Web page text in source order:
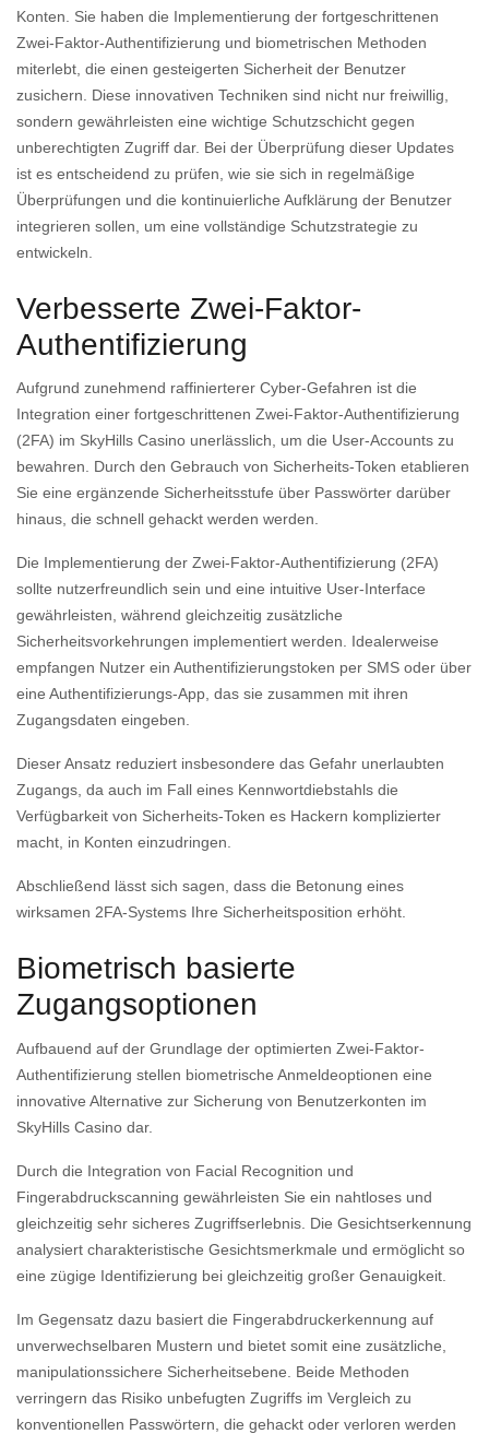
Konten. Sie haben die Implementierung der fortgeschrittenen
Zwei-Faktor-Authentifizierung und biometrischen Methoden
miterlebt, die einen gesteigerten Sicherheit der Benutzer
zusichern. Diese innovativen Techniken sind nicht nur freiwillig,
sondern gewährleisten eine wichtige Schutzschicht gegen
unberechtigten Zugriff dar. Bei der Überprüfung dieser Updates
ist es entscheidend zu prüfen, wie sie sich in regelmäßige
Überprüfungen und die kontinuierliche Aufklärung der Benutzer
integrieren sollen, um eine vollständige Schutzstrategie zu
entwickeln.
Verbesserte Zwei-Faktor-
Authentifizierung
Aufgrund zunehmend raffinierterer Cyber-Gefahren ist die
Integration einer fortgeschrittenen Zwei-Faktor-Authentifizierung
(2FA) im SkyHills Casino unerlässlich, um die User-Accounts zu
bewahren. Durch den Gebrauch von Sicherheits-Token etablieren
Sie eine ergänzende Sicherheitsstufe über Passwörter darüber
hinaus, die schnell gehackt werden werden.
Die Implementierung der Zwei-Faktor-Authentifizierung (2FA)
sollte nutzerfreundlich sein und eine intuitive User-Interface
gewährleisten, während gleichzeitig zusätzliche
Sicherheitsvorkehrungen implementiert werden. Idealerweise
empfangen Nutzer ein Authentifizierungstoken per SMS oder über
eine Authentifizierungs-App, das sie zusammen mit ihren
Zugangsdaten eingeben.
Dieser Ansatz reduziert insbesondere das Gefahr unerlaubten
Zugangs, da auch im Fall eines Kennwortdiebstahls die
Verfügbarkeit von Sicherheits-Token es Hackern komplizierter
macht, in Konten einzudringen.
Abschließend lässt sich sagen, dass die Betonung eines
wirksamen 2FA-Systems Ihre Sicherheitsposition erhöht.
Biometrisch basierte
Zugangsoptionen
Aufbauend auf der Grundlage der optimierten Zwei-Faktor-
Authentifizierung stellen biometrische Anmeldeoptionen eine
innovative Alternative zur Sicherung von Benutzerkonten im
SkyHills Casino dar.
Durch die Integration von Facial Recognition und
Fingerabdruckscanning gewährleisten Sie ein nahtloses und
gleichzeitig sehr sicheres Zugriffserlebnis. Die Gesichtserkennung
analysiert charakteristische Gesichtsmerkmale und ermöglicht so
eine zügige Identifizierung bei gleichzeitig großer Genauigkeit.
Im Gegensatz dazu basiert die Fingerabdruckerkennung auf
unverwechselbaren Mustern und bietet somit eine zusätzliche,
manipulationssichere Sicherheitsebene. Beide Methoden
verringern das Risiko unbefugten Zugriffs im Vergleich zu
konventionellen Passwörtern, die gehackt oder verloren werden